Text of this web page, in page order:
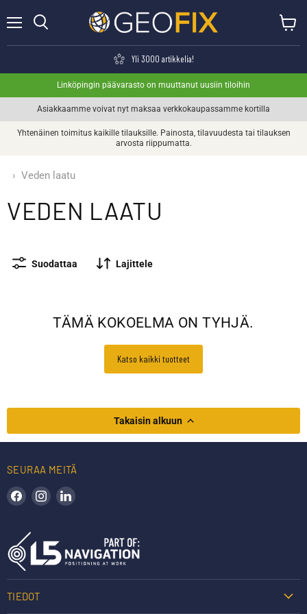
Yli 3000 artikkelia!
Linköpingin päävarasto on muuttanut uusiin tiloihin
Asiakkaamme voivat nyt maksaa verkkokaupassamme kortilla
Yhtenäinen toimitus kaikille tilauksille. Painosta, tilavuudesta tai tilauksen
arvosta riippumatta.
› Veden laatu
VEDEN LAATU
Suodattaa Lajittele
TÄMÄ KOKOELMA ON TYHJÄ.
Katso kaikki tuotteet
Takaisin alkuun
SEURAA MEITÄ
Löydä meidät Facebookista
Löydä meidät Instagramista
TIEDOT